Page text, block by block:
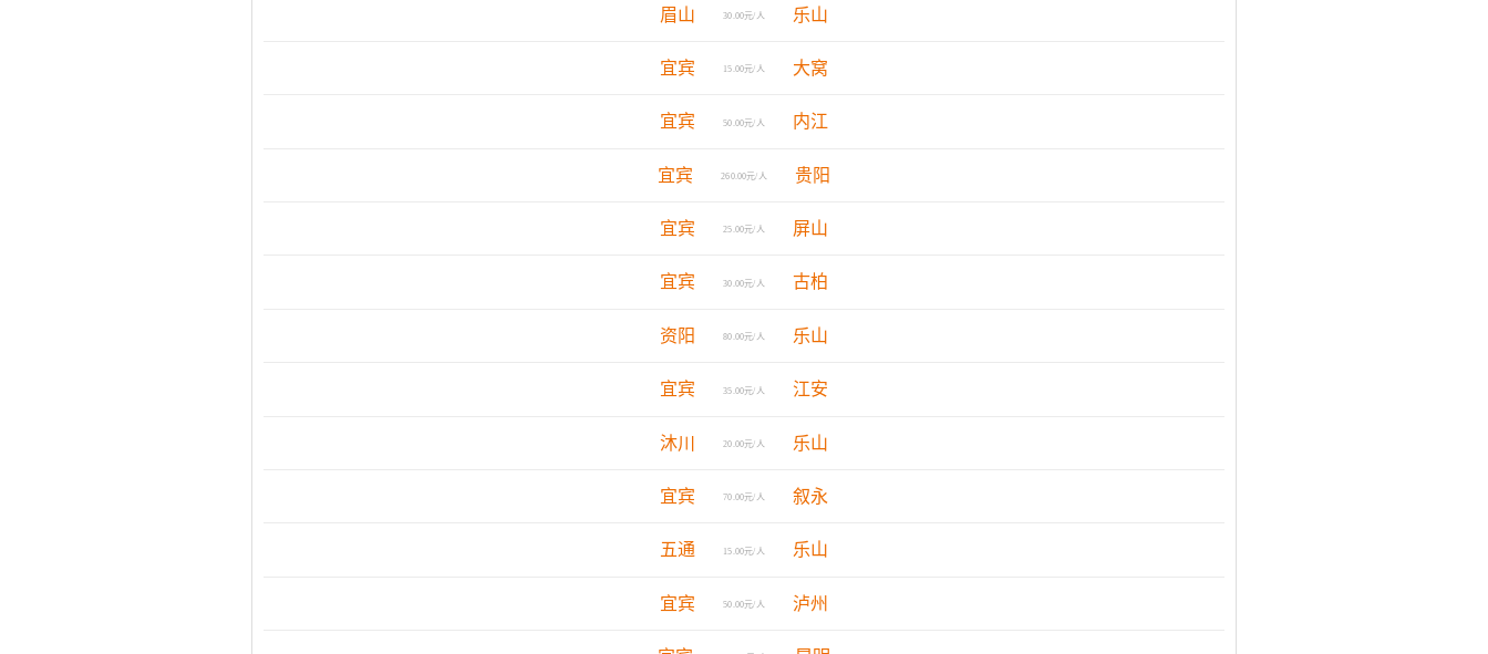
眉山 30.00元/人 乐山
宜宾 15.00元/人 大窝
宜宾 50.00元/人 内江
宜宾 260.00元/人 贵阳
宜宾 25.00元/人 屏山
宜宾 30.00元/人 古柏
资阳 80.00元/人 乐山
宜宾 35.00元/人 江安
沐川 20.00元/人 乐山
宜宾 70.00元/人 叙永
五通 15.00元/人 乐山
宜宾 50.00元/人 泸州